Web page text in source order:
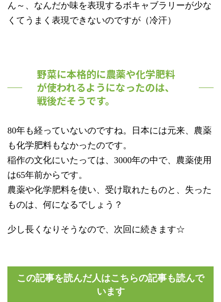
ん～、なんだか味を表現するボキャブラリーが少な
くてうまく表現できないのですが（冷汗）
野菜に本格的に農薬や化学肥料
が使われるようになったのは、
戦後だそうです。
80年も経っていないのですね。日本には元来、農薬
も化学肥料もなかったのです。
稲作の文化にいたっては、3000年の中で、農薬使用
は65年前からです。
農薬や化学肥料を使い、受け取れたものと、失った
ものは、何になるでしょう？
少し長くなりそうなので、次回に続きます☆
この記事を読んだ人はこちらの記事も読んで
います